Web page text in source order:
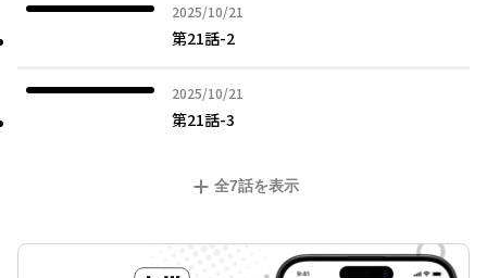
2025/10/21
2025年10月21日
第21話-2
2025/10/21
2025年10月21日
第21話-3
全7話を表示